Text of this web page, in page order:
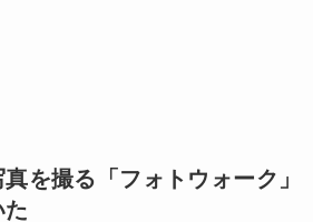
を撮る「フォトウォーク」